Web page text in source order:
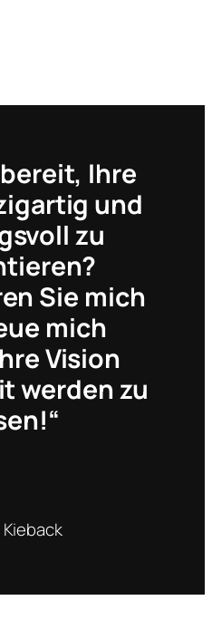
Ihre
und
zu
Sie mich
mich
Vision
werden zu